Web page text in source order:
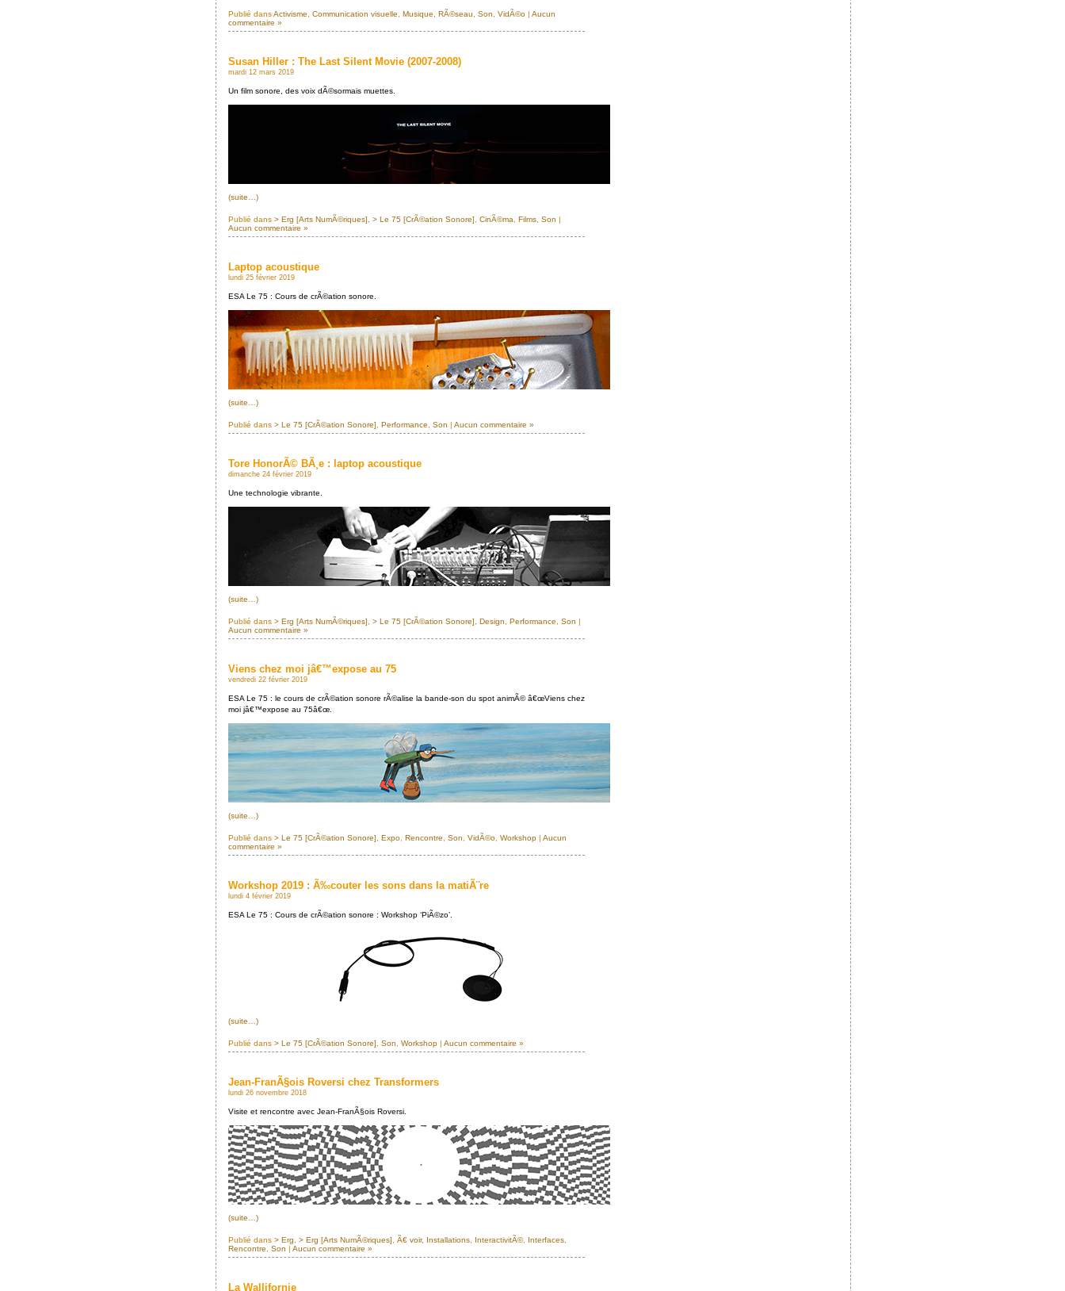
Publié dansActivisme Communication visuelle Musique RÃ©seau Son VidÃ©o | Aucun
commentaire »
Susan Hiller : The Last Silent Movie (2007-2008)
mardi 12 mars 2019
Un film sonore, des voix dÃ©sormais muettes.
(suite…)
Publié dans > Erg [Arts NumÃ©riques] > Le 75 [CrÃ©ation Sonore] CinÃ©ma Films Son |
Aucun commentaire »
Laptop acoustique
lundi 25 février 2019
ESA Le 75 : Cours de crÃ©ation sonore.
(suite…)
Publié dans > Le 75 [CrÃ©ation Sonore] Performance Son | Aucun commentaire »
Tore HonorÃ© BÃ¸e : laptop acoustique
dimanche 24 février 2019
Une technologie vibrante.
(suite…)
Publié dans > Erg [Arts NumÃ©riques] > Le 75 [CrÃ©ation Sonore] Design Performance Son |
Aucun commentaire »
Viens chez moi jâ€™expose au 75
vendredi 22 février 2019
ESA Le 75 : le cours de crÃ©ation sonore rÃ©alise la bande-son du spot animÃ© â€œViens chez
moi jâ€™expose au 75â€œ.
(suite…)
Publié dans > Le 75 [CrÃ©ation Sonore] Expo Rencontre Son VidÃ©o Workshop | Aucun
commentaire »
Workshop 2019 : Ã‰couter les sons dans la matiÃ¨re
lundi 4 février 2019
ESA Le 75 : Cours de crÃ©ation sonore : Workshop ‘PiÃ©zo’.
(suite…)
Publié dans > Le 75 [CrÃ©ation Sonore] Son Workshop | Aucun commentaire »
Jean-FranÃ§ois Roversi chez Transformers
lundi 26 novembre 2018
Visite et rencontre avec Jean-FranÃ§ois Roversi.
(suite…)
Publié dans > Erg > Erg [Arts NumÃ©riques] Ã€ voir, Installations InteractivitÃ©, Interfaces
Rencontre
Son | Aucun commentaire »
La Wallifornie